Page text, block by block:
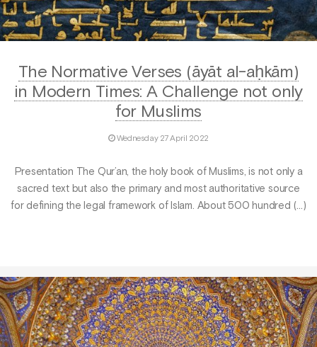
The Normative Verses (āyāt al-aḥkām)
in Modern Times: A Challenge not only
for Muslims
Wednesday 27 April 2022
Presentation The Qur’an, the holy book of Muslims, is not only a
sa­cred text but also the primary and most authoritative source
for defining the legal framework of Islam. About 500 hundred (…)